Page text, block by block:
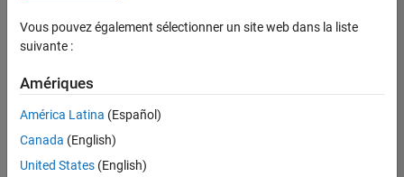
Développement de produits
Gestion des programmes
Enregistrer
Vous pouvez également sélectionner un site web dans la liste
suivante :
Amériques
América Latina (Español)
Canada (English)
United States (English)